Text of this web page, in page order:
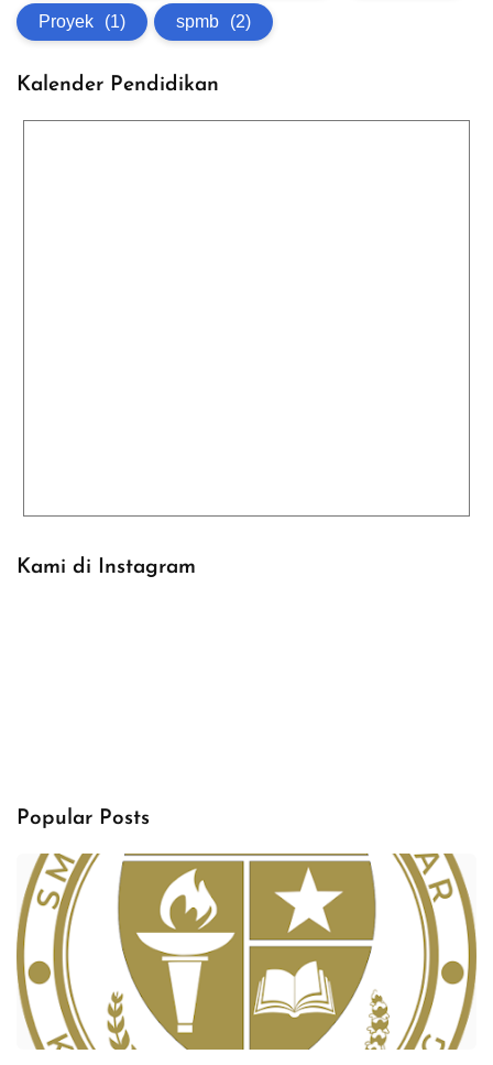
Proyek (1) spmb (2)
Kalender Pendidikan
Kami di Instagram
Popular Posts